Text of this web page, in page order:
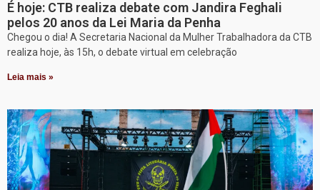
É hoje: CTB realiza debate com Jandira Feghali
pelos 20 anos da Lei Maria da Penha
Chegou o dia! A Secretaria Nacional da Mulher Trabalhadora da CTB
realiza hoje, às 15h, o debate virtual em celebração
Leia mais »